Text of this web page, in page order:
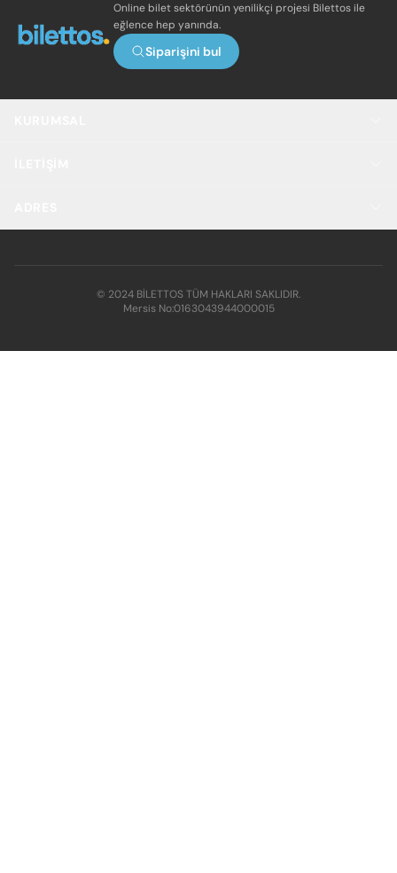
Online bilet sektörünün yenilikçi projesi Bilettos ile
eğlence hep yanında.
Siparişini bul
© 2024 BİLETTOS TÜM HAKLARI SAKLIDIR.
Mersis No:0163043944000015